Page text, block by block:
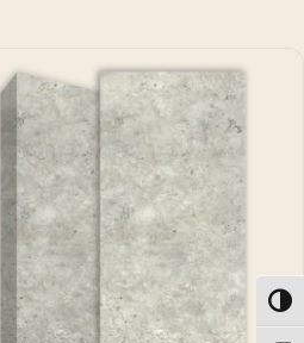
הפעל/כבה ניגודיות גבוהה